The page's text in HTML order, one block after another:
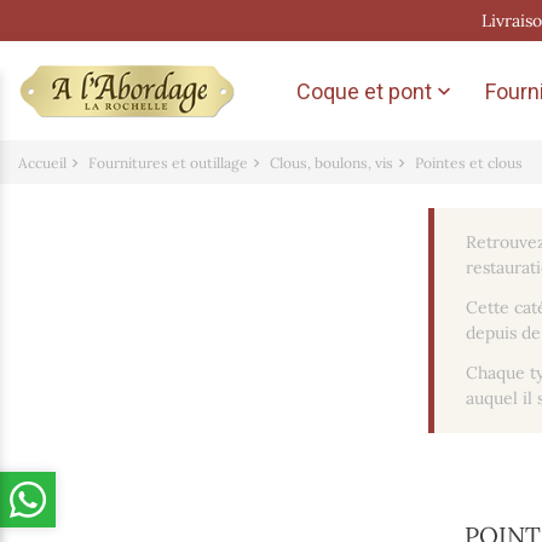
Coque et pont 
Accueil Fournitures et outillage Clous, boulons, vis Pointes et clous
Cette
depuis
Chaque
auquel il